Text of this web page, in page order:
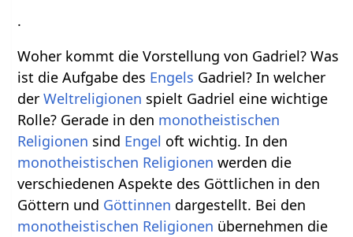
.
Woher kommt die Vorstellung von Gadriel? Was
ist die Aufgabe des Engels Gadriel? In welcher
derWeltreligionen spielt Gadriel eine wichtige
Rolle? Gerade in den monotheistischen
Religionen sind Engel oft wichtig. In den
monotheistischen Religionen werden die
verschiedenen Aspekte des Göttlichen in den
Göttern und Göttinnen dargestellt. Bei den
monotheistischen Religionen übernehmen die